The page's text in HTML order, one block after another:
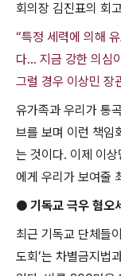
회의장 김진표의 회
“특정 세력에 의해
다... 지금 강한 의심
그럴 경우 이상민 장
유가족과 우리가 통
브를 보며 이런 책임
는 것이다. 이제 이
에게 우리가 보여줄
● 기독교 극우 혐오
최근 기독교 단체들
도회 ’는 차별금지법